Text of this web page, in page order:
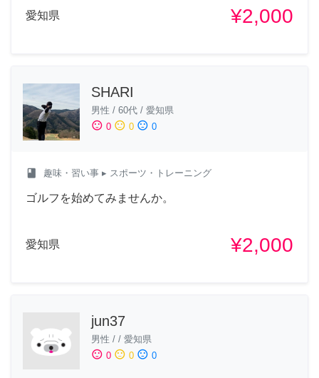
愛知県 ¥2,000
SHARI
男性 / 60代 / 愛知県
sentiment_satisfied 0 sentiment_neutral 0 sentiment_dissatisfied 0
class 趣味・習い事 ▸ スポーツ・トレーニング
ゴルフを始めてみませんか。
愛知県 ¥2,000
jun37
男性 / / 愛知県
sentiment_satisfied 0 sentiment_neutral 0 sentiment_dissatisfied 0